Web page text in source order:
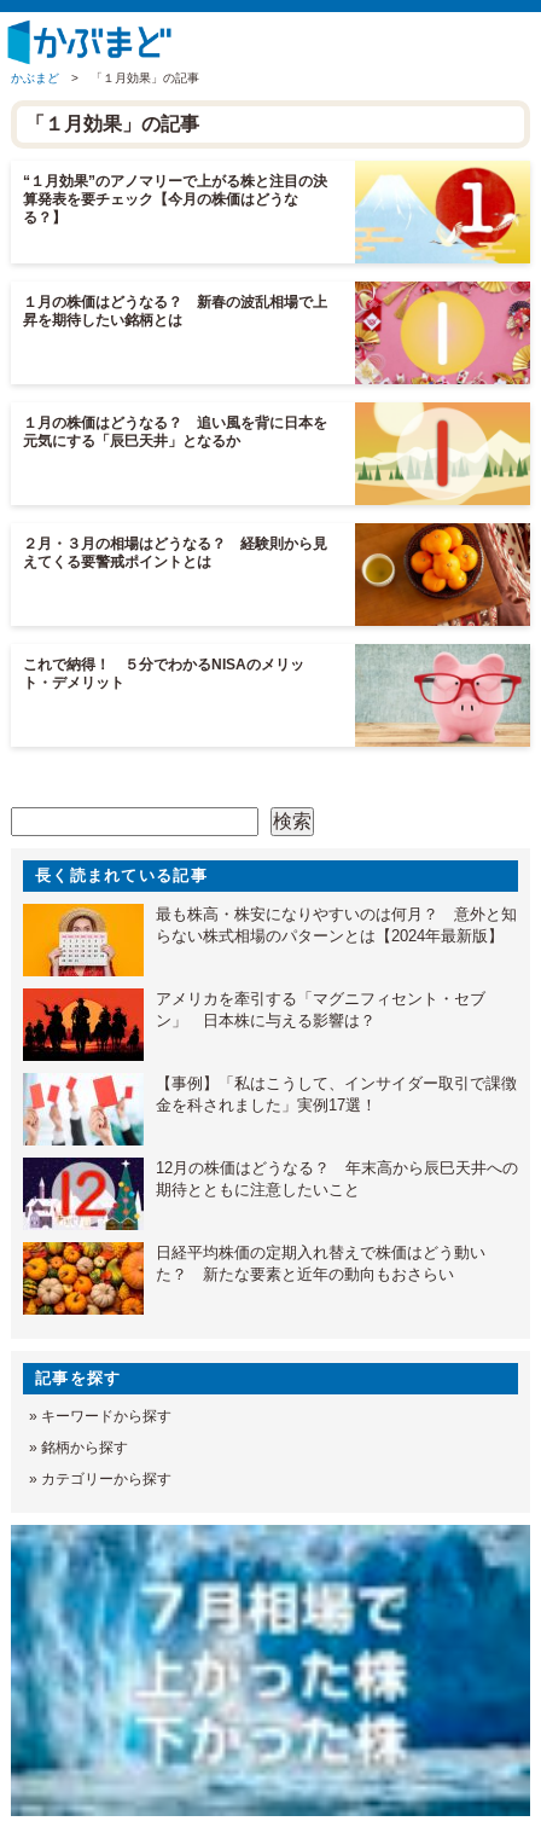
かぶまど > 「１月効果」の記事
「１月効果」の記事
“１月効果”のアノマリーで上がる株と注目の決
算発表を要チェック【今月の株価はどうな
る？】
１月の株価はどうなる？ 新春の波乱相場で上
昇を期待したい銘柄とは
１月の株価はどうなる？ 追い風を背に日本を
元気にする「辰巳天井」となるか
２月・３月の相場はどうなる？ 経験則から見
えてくる要警戒ポイントとは
これで納得！ ５分でわかるNISAのメリッ
ト・デメリット
検索
長く読まれている記事
最も株高・株安になりやすいのは何月？ 意外と知
らない株式相場のパターンとは【2024年最新版】
アメリカを牽引する「マグニフィセント・セブ
ン」 日本株に与える影響は？
【事例】「私はこうして、インサイダー取引で課徴
金を科されました」実例17選！
12月の株価はどうなる？ 年末高から辰巳天井への
期待とともに注意したいこと
日経平均株価の定期入れ替えで株価はどう動い
た？ 新たな要素と近年の動向もおさらい
記事を探す
» キーワードから探す
» 銘柄から探す
» カテゴリーから探す